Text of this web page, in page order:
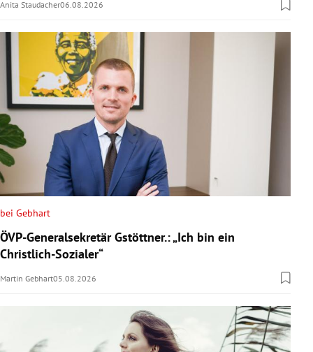
Anita Staudacher06.08.2026
bei Gebhart
ÖVP-Generalsekretär Gstöttner.: „Ich bin ein
Christlich-Sozialer“
Martin Gebhart05.08.2026